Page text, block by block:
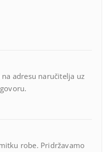
adresu naručitelja uz
robe. Pridržavamo